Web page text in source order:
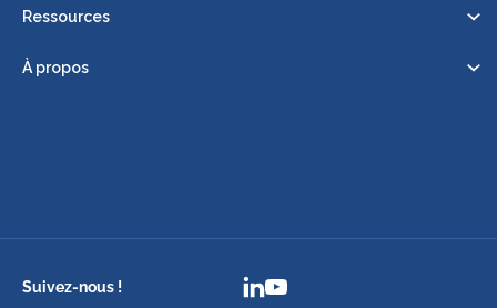
Ressources
À propos
Suivez-nous !